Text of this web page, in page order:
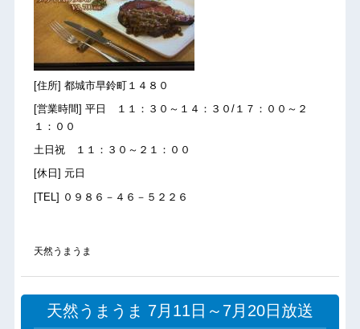
[住所] 都城市早鈴町１４８０
[営業時間] 平日 １１：３０～１４：３０/１７：００～２
１：００
土日祝 １１：３０～２１：００
[休日] 元日
[TEL] ０９８６－４６－５２２６
天然うまうま
天然うまうま 7月11日～7月20日放送